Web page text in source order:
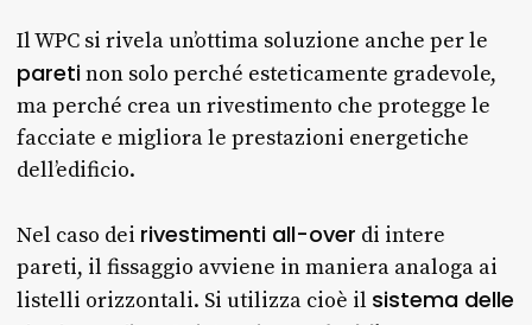
Il WPC si rivela un’ottima soluzione anche per le
paretinon solo perché esteticamente gradevole,
ma perché crea un rivestimento che protegge le
facciate e migliora le prestazioni energetiche
dell’edificio.
Nel caso dei rivestimenti all-over di intere
pareti, il fissaggio avviene in maniera analoga ai
listelli orizzontali. Si utilizza cioè il sistema delle